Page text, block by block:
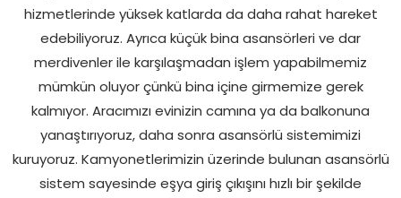
hizmetlerinde yüksek katlarda da daha rahat hareket
edebiliyoruz. Ayrıca küçük bina asansörleri ve dar
merdivenler ile karşılaşmadan işlem yapabilmemiz
mümkün oluyor çünkü bina içine girmemize gerek
kalmıyor. Aracımızı evinizin camına ya da balkonuna
yanaştırıyoruz, daha sonra asansörlü sistemimizi
kuruyoruz. Kamyonetlerimizin üzerinde bulunan asansörlü
sistem sayesinde eşya giriş çıkışını hızlı bir şekilde